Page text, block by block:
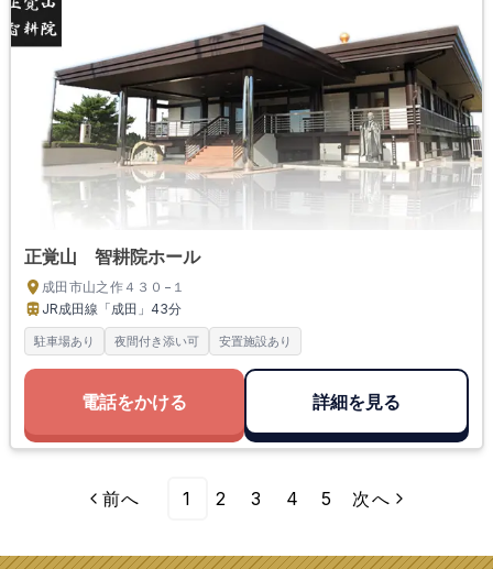
正覚山 智耕院ホール
成田市山之作４３０−１
JR成田線「成田」 43分
駐車場あり 夜間付き添い可 安置施設あり
電話をかける 詳細を見る
前へ 1 2 3 4 5 次へ